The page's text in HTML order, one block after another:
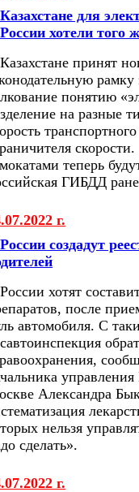
для
хотели того
принят
понятию
на разные
теперь
ГИБДД
г.
создадут
хотят
после
автомобиля. С
Александра
нельзя
сделать».
г.